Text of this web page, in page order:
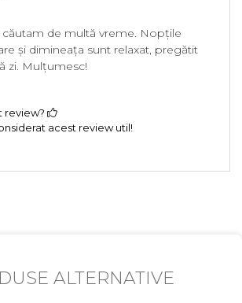
căutam de multă vreme. Nopțile
și dimineața sunt relaxat, pregătit
zi. Mulțumesc!
review?
acest review util!
ALTERNATIVE